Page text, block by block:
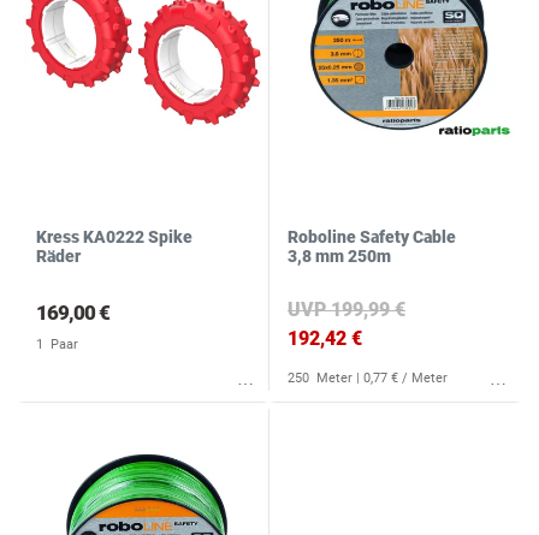
Kress KA0222 Spike
Räder
169,00 €
1 Paar
Roboline Safety Cable
3,8 mm 250m
UVP 199,99 €
192,42 €
250 Meter | 0,77 € / Meter